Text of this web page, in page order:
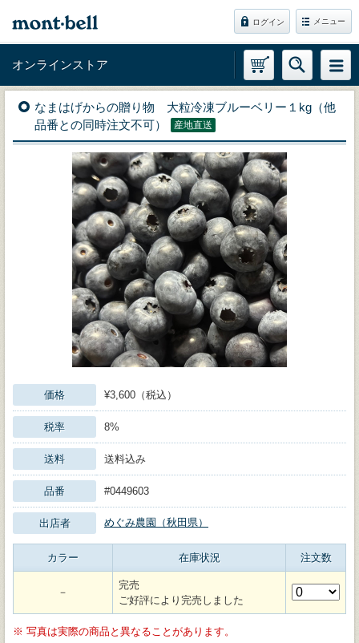
ログイン メニュー
オンラインストア
なまはげからの贈り物 大粒冷凍ブルーベリー１kg（他
品番との同時注文不可）
産地直送
価格 ¥3,600（税込）
税率 8%
送料 送料込み
品番 #0449603
出店者 めぐみ農園（秋田県）
カラー 在庫状況 注文数
－
完売
ご好評により完売しました
※ 写真は実際の商品と異なることがあります。